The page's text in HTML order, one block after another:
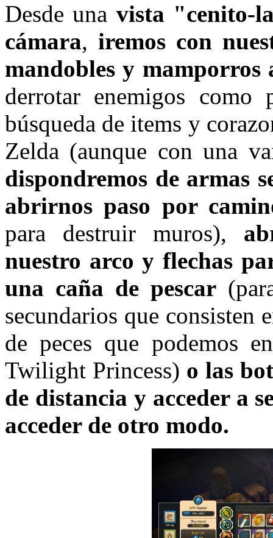
Desde una vista "cenito-
cámara, iremos con
mandobles y mamporros
derrotar enemigos como
búsqueda de items y
Zelda (aunque con una
dispondremos de armas
abrirnos paso por
para destruir muros),
nuestro arco y flechas
una caña de pescar
secundarios que consisten
de peces que podemos
Twilight Princess) o las
de distancia y acceder a
acceder de otro modo.